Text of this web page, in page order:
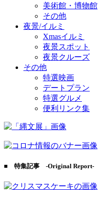
美術館・博物館
その他
夜景/イルミ
Xmasイルミ
夜景スポット
夜景クルーズ
その他
特選映画
デートプラン
特選グルメ
便利リンク集
■ 特集記事 -Original Report-